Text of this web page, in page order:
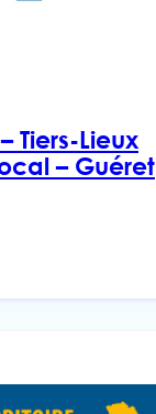
Tiers-Lieux
– Guéret